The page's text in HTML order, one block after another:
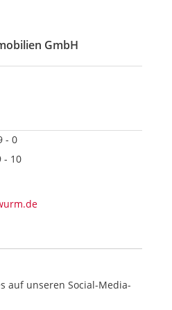
GmbH
- 0
- 10
auf unseren Social-Media-